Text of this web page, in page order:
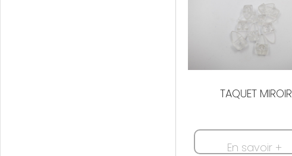
TAQUET MIROIR
En savoir +